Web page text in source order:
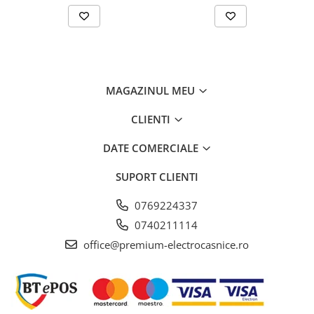
Rafturi uşă: 1, latime 1/2
Refrigerant : R600a
Lumină frigider: la interior, LED
MAGAZINUL MEU
CLIENTI
DATE COMERCIALE
SUPORT CLIENTI
0769224337
0740211114
office@premium-electrocasnice.ro